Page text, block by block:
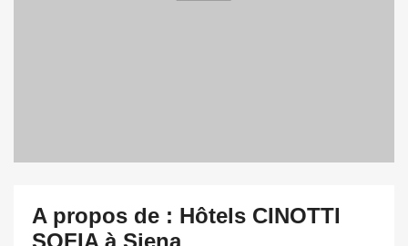
A propos de : Hôtels CINOTTI
SOFIA à Siena